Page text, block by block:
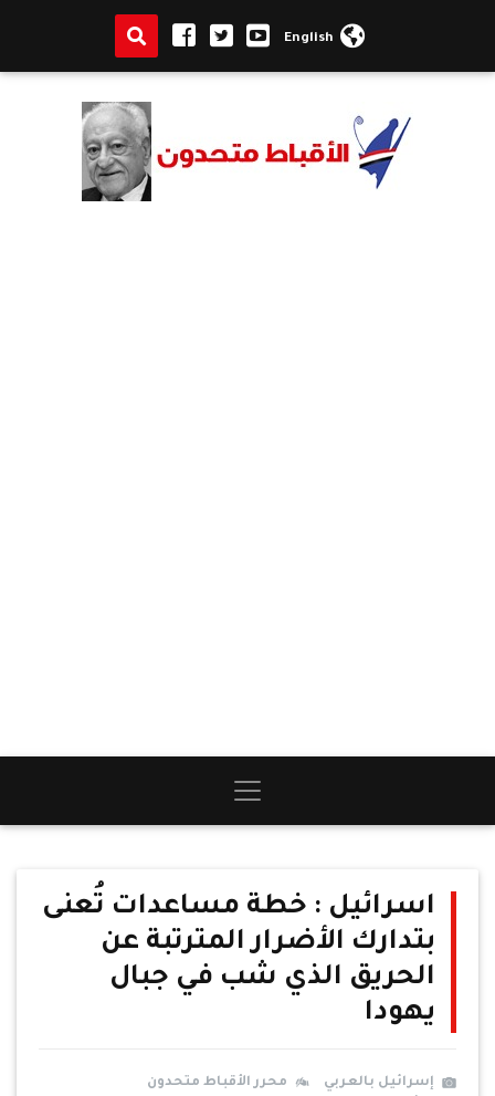
English
اسرائيل : خطة مساعدات تُعنى
بتدارك الأضرار المترتبة عن
الحريق الذي شب في جبال
يهودا
إسرائيل بالعربي
محرر الأقباط متحدون